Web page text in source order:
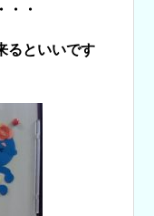
・
るといいです